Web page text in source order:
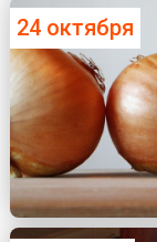
24 октября